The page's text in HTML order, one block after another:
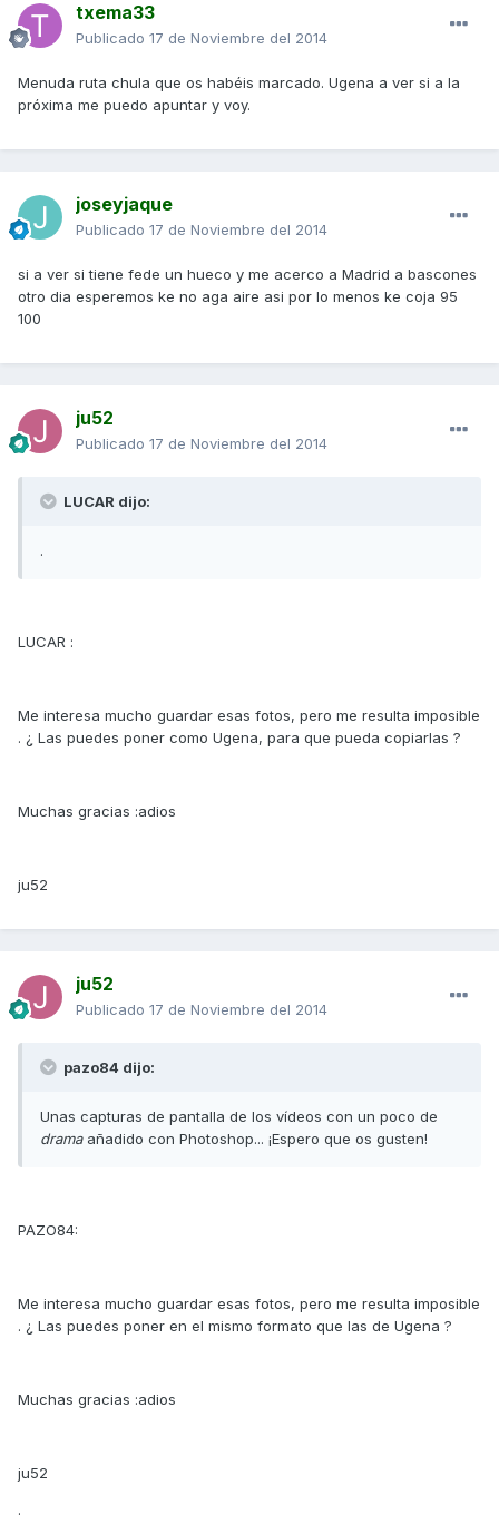
txema33
Publicado 17 de Noviembre del 2014
Menuda ruta chula que os habéis marcado. Ugena a ver si a la
próxima me puedo apuntar y voy.
joseyjaque
Publicado 17 de Noviembre del 2014
si a ver si tiene fede un hueco y me acerco a Madrid a bascones
otro dia esperemos ke no aga aire asi por lo menos ke coja 95
100
ju52
Publicado 17 de Noviembre del 2014
LUCAR dijo:
.
LUCAR :
Me interesa mucho guardar esas fotos, pero me resulta imposible
. ¿ Las puedes poner como Ugena, para que pueda copiarlas ?
Muchas gracias :adios
ju52
ju52
Publicado 17 de Noviembre del 2014
pazo84 dijo:
Unas capturas de pantalla de los vídeos con un poco de
dramaañadido con Photoshop... ¡Espero que os gusten!
PAZO84:
Me interesa mucho guardar esas fotos, pero me resulta imposible
. ¿ Las puedes poner en el mismo formato que las de Ugena ?
Muchas gracias :adios
ju52
.